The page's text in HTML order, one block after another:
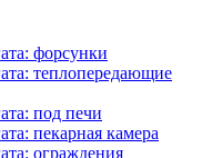
форсунки
теплопередающие
под печи
пекарная камера
ограждения